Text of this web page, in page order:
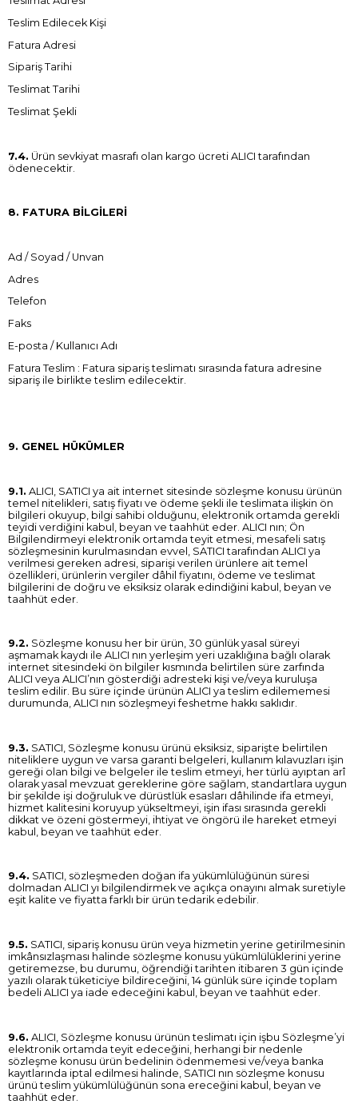
Teslim Edilecek Kişi
Fatura Adresi
Sipariş Tarihi
Teslimat Tarihi
Teslimat Şekli
7.4. Ürün sevkiyat masrafı olan kargo ücreti ALICI tarafından
ödenecektir.
8. FATURA BİLGİLERİ
Ad / Soyad / Unvan
Adres
Telefon
Faks
E-posta / Kullanıcı Adı
Fatura Teslim : Fatura sipariş teslimatı sırasında fatura adresine
sipariş ile birlikte teslim edilecektir.
9. GENEL HÜKÜMLER
9.1. ALICI, SATICI ya ait internet sitesinde sözleşme konusu ürünün
temel nitelikleri, satış fiyatı ve ödeme şekli ile teslimata ilişkin ön
bilgileri okuyup, bilgi sahibi olduğunu, elektronik ortamda gerekli
teyidi verdiğini kabul, beyan ve taahhüt eder. ALICI nın; Ön
Bilgilendirmeyi elektronik ortamda teyit etmesi, mesafeli satış
sözleşmesinin kurulmasından evvel, SATICI tarafından ALICI ya
verilmesi gereken adresi, siparişi verilen ürünlere ait temel
özellikleri, ürünlerin vergiler dâhil fiyatını, ödeme ve teslimat
bilgilerini de doğru ve eksiksiz olarak edindiğini kabul, beyan ve
taahhüt eder.
9.2. Sözleşme konusu her bir ürün, 30 günlük yasal süreyi
aşmamak kaydı ile ALICI nın yerleşim yeri uzaklığına bağlı olarak
internet sitesindeki ön bilgiler kısmında belirtilen süre zarfında
ALICI veya ALICI’nın gösterdiği adresteki kişi ve/veya kuruluşa
teslim edilir. Bu süre içinde ürünün ALICI ya teslim edilememesi
durumunda, ALICI nın sözleşmeyi feshetme hakkı saklıdır.
9.3. SATICI, Sözleşme konusu ürünü eksiksiz, siparişte belirtilen
niteliklere uygun ve varsa garanti belgeleri, kullanım kılavuzları işin
gereği olan bilgi ve belgeler ile teslim etmeyi, her türlü ayıptan arî
olarak yasal mevzuat gereklerine göre sağlam, standartlara uygun
bir şekilde işi doğruluk ve dürüstlük esasları dâhilinde ifa etmeyi,
hizmet kalitesini koruyup yükseltmeyi, işin ifası sırasında gerekli
dikkat ve özeni göstermeyi, ihtiyat ve öngörü ile hareket etmeyi
kabul, beyan ve taahhüt eder.
9.4. SATICI, sözleşmeden doğan ifa yükümlülüğünün süresi
dolmadan ALICI yı bilgilendirmek ve açıkça onayını almak suretiyle
eşit kalite ve fiyatta farklı bir ürün tedarik edebilir.
9.5. SATICI, sipariş konusu ürün veya hizmetin yerine getirilmesinin
imkânsızlaşması halinde sözleşme konusu yükümlülüklerini yerine
getiremezse, bu durumu, öğrendiği tarihten itibaren 3 gün içinde
yazılı olarak tüketiciye bildireceğini, 14 günlük süre içinde toplam
bedeli ALICI ya iade edeceğini kabul, beyan ve taahhüt eder.
9.6. ALICI, Sözleşme konusu ürünün teslimatı için işbu Sözleşme’yi
elektronik ortamda teyit edeceğini, herhangi bir nedenle
sözleşme konusu ürün bedelinin ödenmemesi ve/veya banka
kayıtlarında iptal edilmesi halinde, SATICI nın sözleşme konusu
ürünü teslim yükümlülüğünün sona ereceğini kabul, beyan ve
taahhüt eder.